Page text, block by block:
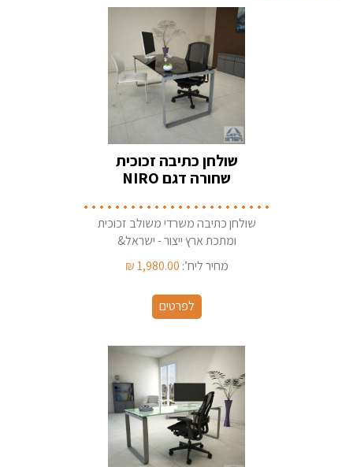
שולחן כתיבה זכוכית
שחורה דגם NIRO
שולחן כתיבה משרדי משולב זכוכית
ומתכת ארץ ייצור - ישראל&
מחיר ליח’: 1,980.00
₪
לפרטים